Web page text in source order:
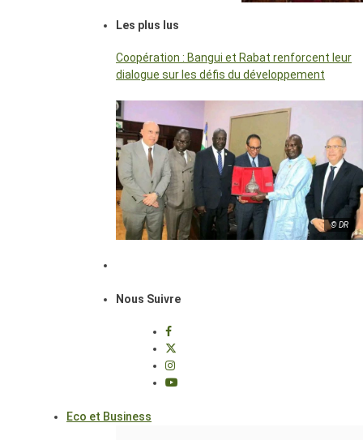
Les plus lus
Coopération : Bangui et Rabat renforcent leur
dialogue sur les défis du développement
© DR
Nous Suivre
Eco et Business